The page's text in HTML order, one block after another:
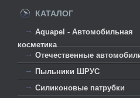
КАТАЛОГ
Aquapel - Автомобильная
косметика
Отечественные
Пыльники ШРУС
Силиконовые патрубки